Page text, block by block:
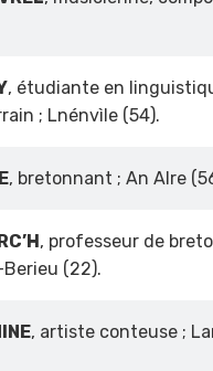
, étudiante en
; Lnénvìle (54).
, bretonnant ; An Alre
, professeur de
(22).
, artiste conteuse ;